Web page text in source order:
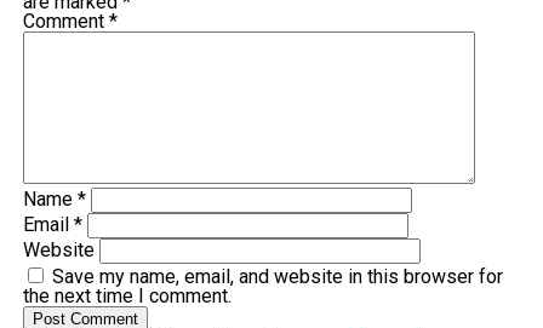
Comment *
Name *
Email *
Website
Save my name, email, and website in this browser for
the next time I comment.